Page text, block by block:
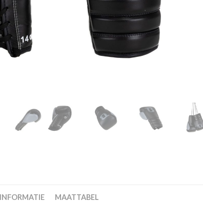
Stoot- en trapkussens
Stootkussens en pads
MAATTABEL